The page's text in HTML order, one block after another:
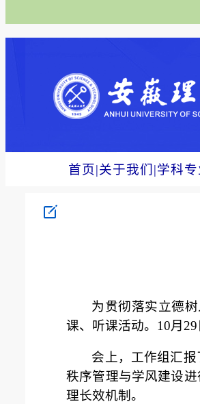
首页|关于我们 |学科专
为贯彻落实立德
课、听课活动。10月
会上，工作组汇
秩序管理与学风建设
理长效机制。